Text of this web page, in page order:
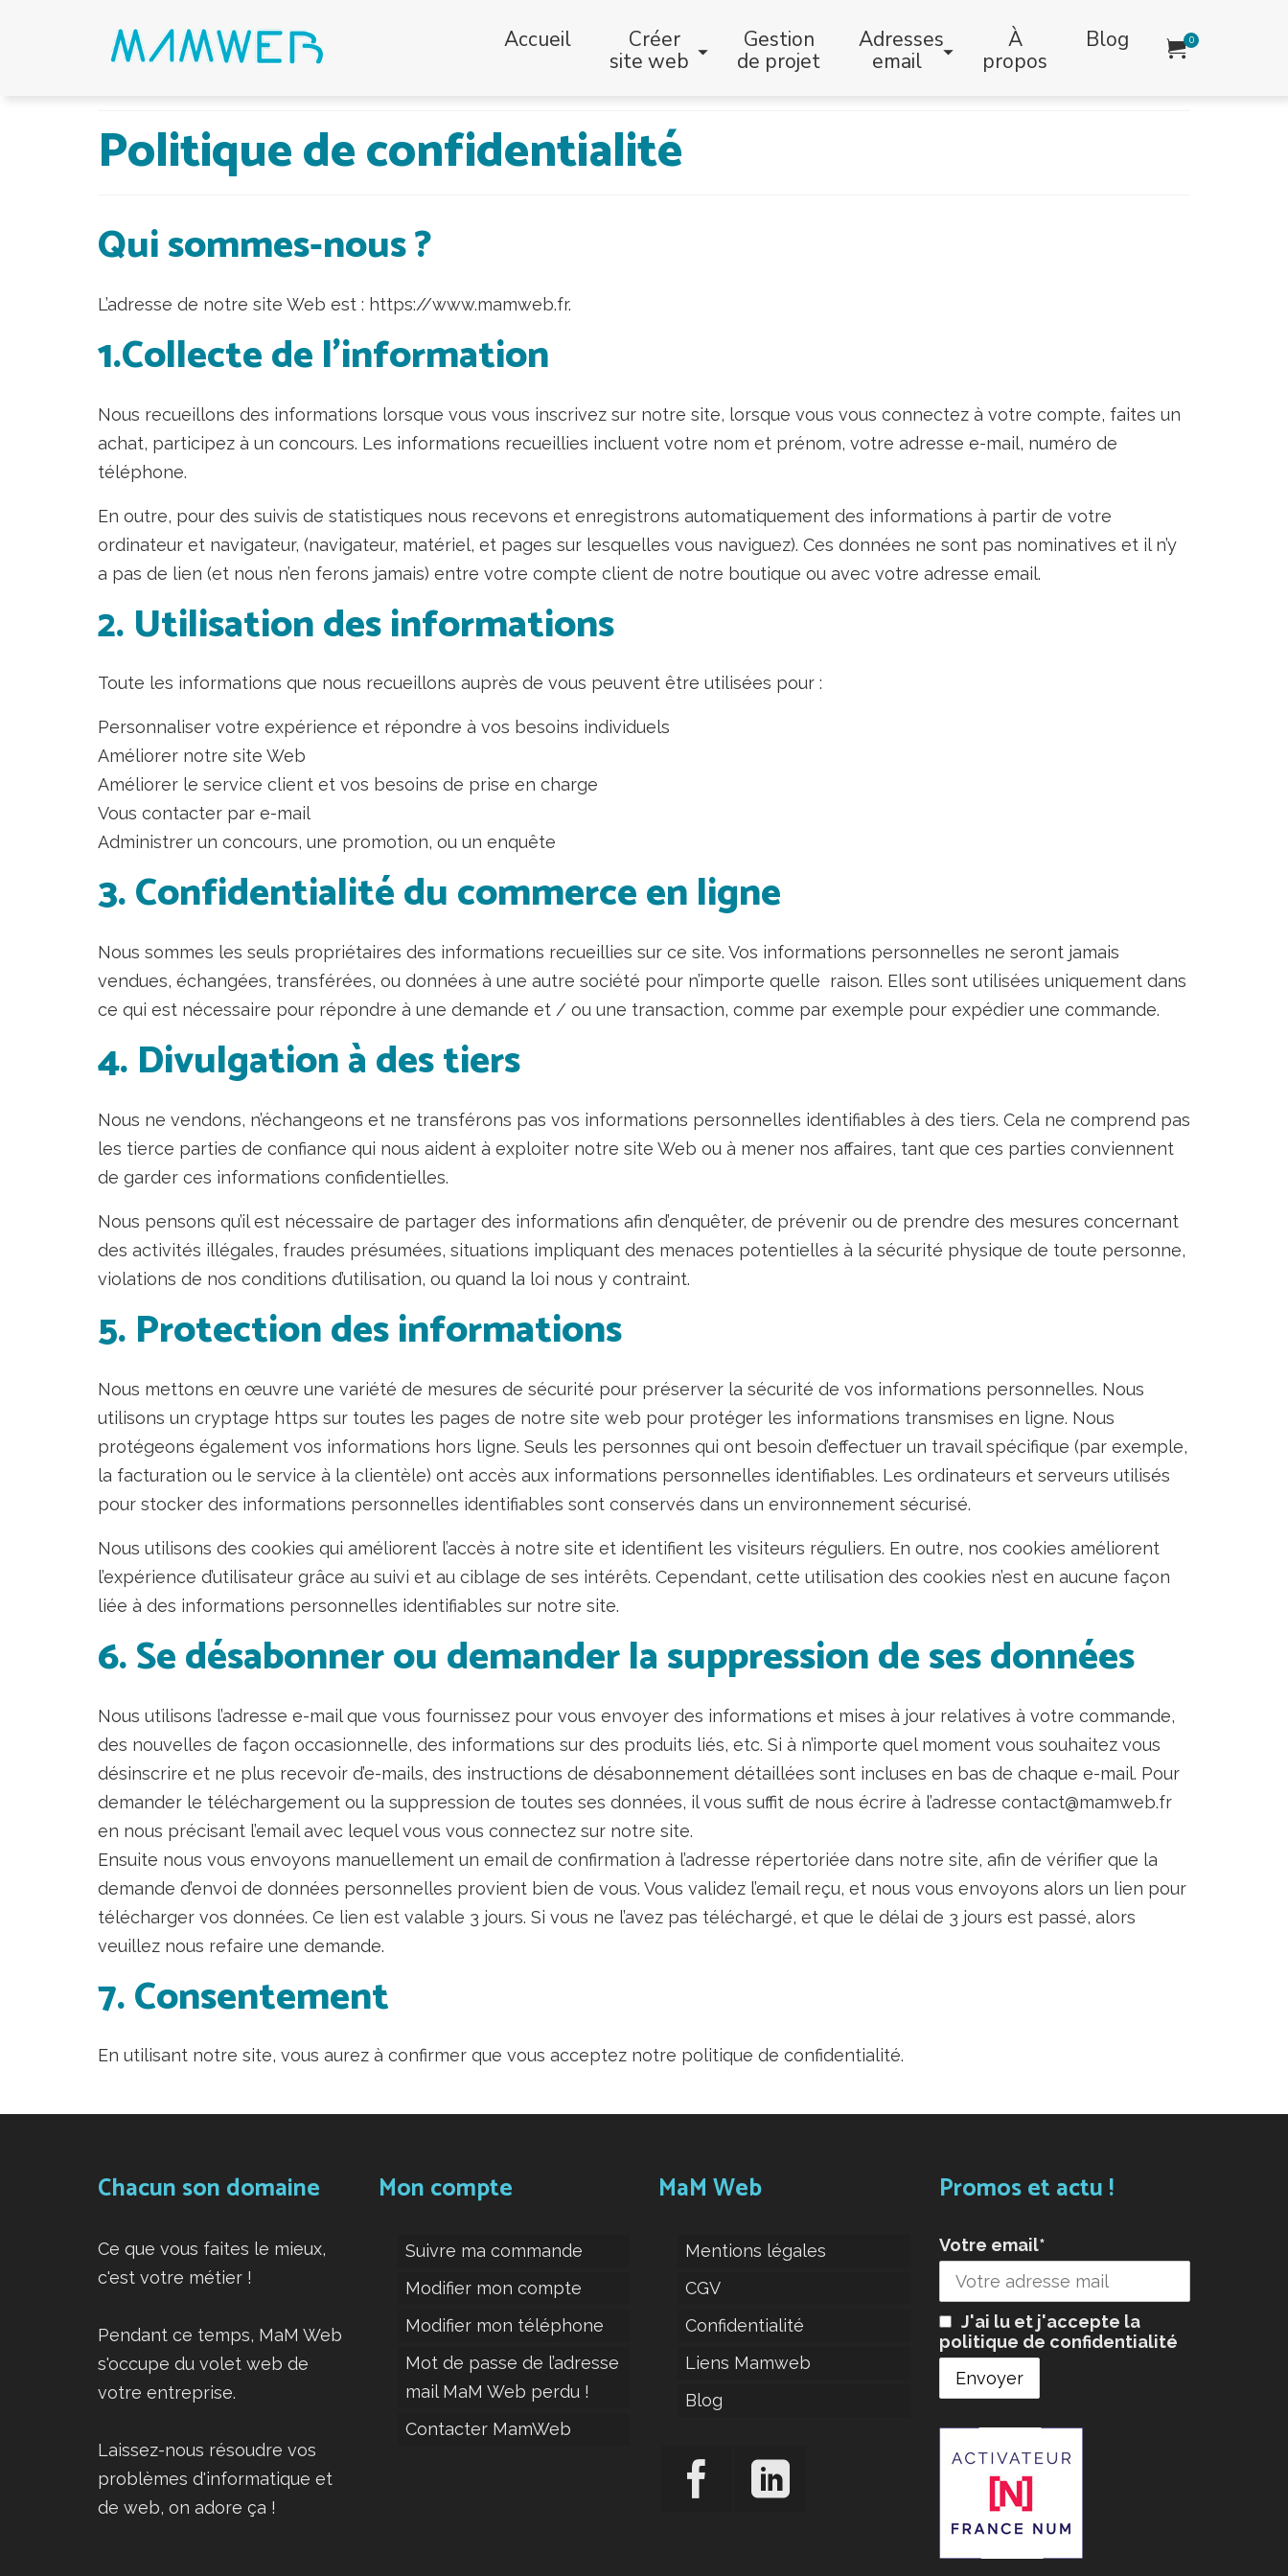
Accueil
Créer
site web
Gestion
de projet
Adresses
email
À
propos
Blog 0
Politique de confidentialité
Qui sommes-nous ?
L’adresse de notre site Web est : https://www.mamweb.fr.
1.Collecte de l’information
Nous recueillons des informations lorsque vous vous inscrivez sur notre site, lorsque vous vous connectez à votre compte, faites un
achat, participez à un concours. Les informations recueillies incluent votre nom et prénom, votre adresse e-mail, numéro de
téléphone.
En outre, pour des suivis de statistiques nous recevons et enregistrons automatiquement des informations à partir de votre
ordinateur et navigateur, (navigateur, matériel, et pages sur lesquelles vous naviguez). Ces données ne sont pas nominatives et il n’y
a pas de lien (et nous n’en ferons jamais) entre votre compte client de notre boutique ou avec votre adresse email.
2. Utilisation des informations
Toute les informations que nous recueillons auprès de vous peuvent être utilisées pour :
Personnaliser votre expérience et répondre à vos besoins individuels
Améliorer notre site Web
Améliorer le service client et vos besoins de prise en charge
Vous contacter par e-mail
Administrer un concours, une promotion, ou un enquête
3. Confidentialité du commerce en ligne
Nous sommes les seuls propriétaires des informations recueillies sur ce site. Vos informations personnelles ne seront jamais
vendues, échangées, transférées, ou données à une autre société pour n’importe quelle raison. Elles sont utilisées uniquement dans
ce qui est nécessaire pour répondre à une demande et / ou une transaction, comme par exemple pour expédier une commande.
4. Divulgation à des tiers
Nous ne vendons, n’échangeons et ne transférons pas vos informations personnelles identifiables à des tiers. Cela ne comprend pas
les tierce parties de confiance qui nous aident à exploiter notre site Web ou à mener nos affaires, tant que ces parties conviennent
de garder ces informations confidentielles.
Nous pensons qu’il est nécessaire de partager des informations afin d’enquêter, de prévenir ou de prendre des mesures concernant
des activités illégales, fraudes présumées, situations impliquant des menaces potentielles à la sécurité physique de toute personne,
violations de nos conditions d’utilisation, ou quand la loi nous y contraint.
5. Protection des informations
Nous mettons en œuvre une variété de mesures de sécurité pour préserver la sécurité de vos informations personnelles. Nous
utilisons un cryptage https sur toutes les pages de notre site web pour protéger les informations transmises en ligne. Nous
protégeons également vos informations hors ligne. Seuls les personnes qui ont besoin d’effectuer un travail spécifique (par exemple,
la facturation ou le service à la clientèle) ont accès aux informations personnelles identifiables. Les ordinateurs et serveurs utilisés
pour stocker des informations personnelles identifiables sont conservés dans un environnement sécurisé.
Nous utilisons des cookies qui améliorent l’accès à notre site et identifient les visiteurs réguliers. En outre, nos cookies améliorent
l’expérience d’utilisateur grâce au suivi et au ciblage de ses intérêts. Cependant, cette utilisation des cookies n’est en aucune façon
liée à des informations personnelles identifiables sur notre site.
6. Se désabonner ou demander la suppression de ses données
Nous utilisons l’adresse e-mail que vous fournissez pour vous envoyer des informations et mises à jour relatives à votre commande,
des nouvelles de façon occasionnelle, des informations sur des produits liés, etc. Si à n’importe quel moment vous souhaitez vous
désinscrire et ne plus recevoir d’e-mails, des instructions de désabonnement détaillées sont incluses en bas de chaque e-mail. Pour
demander le téléchargement ou la suppression de toutes ses données, il vous suffit de nous écrire à l’adresse contact@mamweb.fr
en nous précisant l’email avec lequel vous vous connectez sur notre site.
Ensuite nous vous envoyons manuellement un email de confirmation à l’adresse répertoriée dans notre site, afin de vérifier que la
demande d’envoi de données personnelles provient bien de vous. Vous validez l’email reçu, et nous vous envoyons alors un lien pour
télécharger vos données. Ce lien est valable 3 jours. Si vous ne l’avez pas téléchargé, et que le délai de 3 jours est passé, alors
veuillez nous refaire une demande.
7. Consentement
En utilisant notre site, vous aurez à confirmer que vous acceptez notre politique de confidentialité.
Chacun son domaine
Ce que vous faites le mieux,
c'est votre métier !
Pendant ce temps, MaM Web
s'occupe du volet web de
votre entreprise.
Laissez-nous résoudre vos
problèmes d'informatique et
de web, on adore ça !
Mon compte
Suivre ma commande
Modifier mon compte
Modifier mon téléphone
Mot de passe de l’adresse
mail MaM Web perdu !
Contacter MamWeb
MaM Web
Mentions légales
CGV
Confidentialité
Liens Mamweb
Blog
Promos et actu !
Votre email*
J'ai lu et j'accepte la
politique de confidentialité